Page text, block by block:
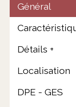
Général
Détails +
Localisation
DPE - GES